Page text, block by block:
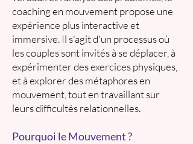
coaching en mouvement propose une
expérience plus interactive et
immersive. Il s'agit d'un processus où
les couples sont invités à se déplacer, à
expérimenter des exercices physiques,
et à explorer des métaphores en
mouvement, tout en travaillant sur
leurs difficultés relationnelles.
Pourquoi le Mouvement ?